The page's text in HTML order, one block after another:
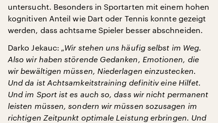
untersucht. Besonders in Sportarten mit einem hohen
kognitiven Anteil wie Dart oder Tennis konnte gezeigt
werden, dass achtsame Spieler besser abschneiden.
Darko Jekauc: „Wir stehen uns häufig selbst im Weg.
Also wir haben störende Gedanken, Emotionen, die
wir bewältigen müssen, Niederlagen einzustecken.
Und da ist Achtsamkeitstraining definitiv eine Hilfet.
Und im Sport ist es auch so, dass wir nicht permanent
leisten müssen, sondern wir müssen sozusagen im
richtigen Zeitpunkt optimale Leistung erbringen. Und